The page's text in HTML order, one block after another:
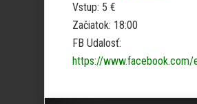
Vstup: 5 €
Začiatok: 18:00
FB Udalosť:
https://